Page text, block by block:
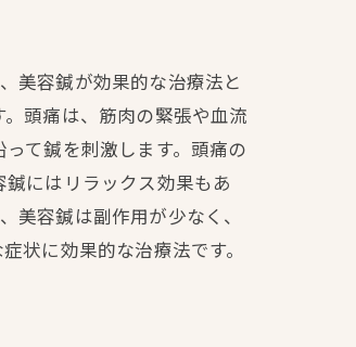
美容鍼が効果的な治療法と
頭痛は、筋肉の緊張や血流
て鍼を刺激します。頭痛の
にはリラックス効果もあ
美容鍼は副作用が少なく、
状に効果的な治療法です。